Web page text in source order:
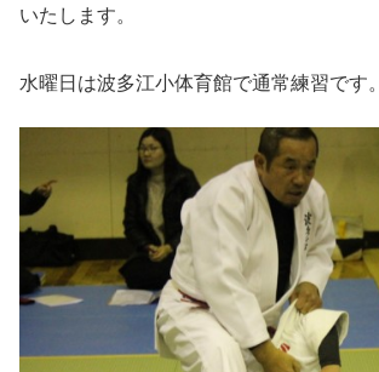
いたします。
水曜日は波多江小体育館で通常練習です。